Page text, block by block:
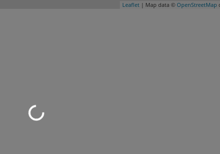
Leaflet | Map data © OpenStreetMap
geladen …